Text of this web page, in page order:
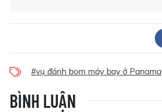
#vụ đánh bom máy bay ở Panama
BÌNH LUẬN